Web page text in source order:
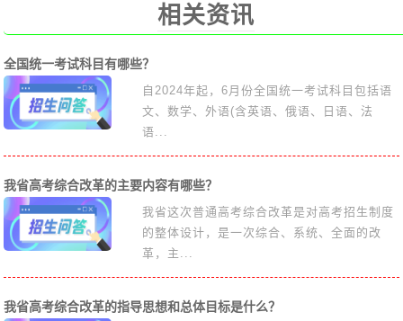
相关资讯
全国统一考试科目有哪些？
自2024年起，6月份全国统一考试科目包括语
文、数学、外语(含英语、俄语、日语、法
语...
我省高考综合改革的主要内容有哪些？
我省这次普通高考综合改革是对高考招生制度
的整体设计，是一次综合、系统、全面的改
革，主...
我省高考综合改革的指导思想和总体目标是什么？